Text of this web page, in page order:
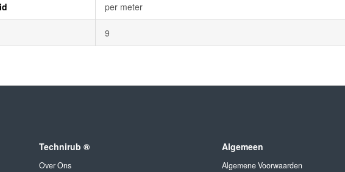
per meter
9
Technirub ®
Over Ons
Algemeen
Algemene Voorwaarden